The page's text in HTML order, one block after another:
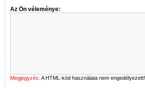
Az Ön véleménye:
Megjegyzés: A HTML-kód használata nem engedélyezett!